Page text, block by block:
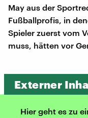
May aus der
Fußballprofis, in
Spieler zuerst vom
muss, hätten vor
Externer
Hier geht es zu